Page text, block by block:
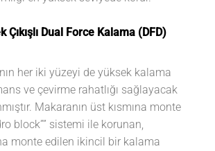
Çıkışlı Dual Force Kalama (DFD)
her iki yüzeyi de yüksek kalama
ve çevirme rahatlığı sağlayacak
Makaranın üst kısmına monte
block”” sistemi ile korunan,
monte edilen ikincil bir kalama